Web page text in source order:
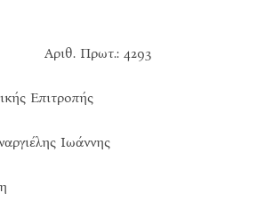
4293
Επιτροπής
Ιωάννης